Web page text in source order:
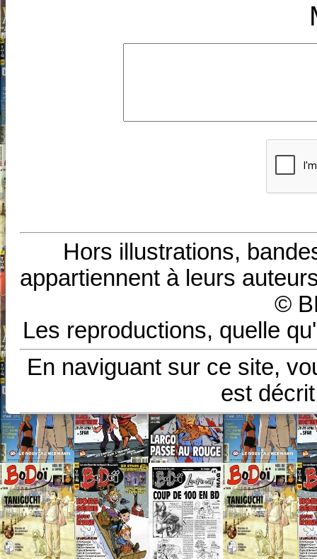
Hors illustrations,
appartiennent à leurs
©
Les reproductions, quelle
En naviguant sur ce site,
est